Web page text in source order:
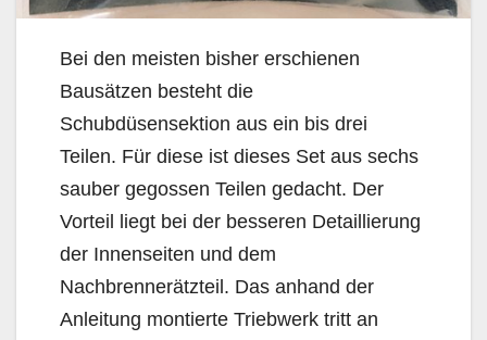
Bei den meisten bisher erschienen
Bausätzen besteht die
Schubdüsensektion aus ein bis drei
Teilen. Für diese ist dieses Set aus sechs
sauber gegossen Teilen gedacht. Der
Vorteil liegt bei der besseren Detaillierung
der Innenseiten und dem
Nachbrennerätzteil. Das anhand der
Anleitung montierte Triebwerk tritt an